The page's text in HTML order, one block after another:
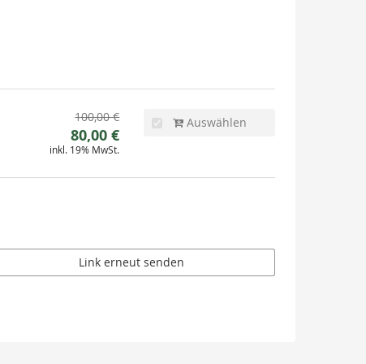
Ursprünglicher
Preis:
100,00 €
Neuer
Preis:
80,00 €
inkl. 19% MwSt.
Auswählen
Link erneut senden